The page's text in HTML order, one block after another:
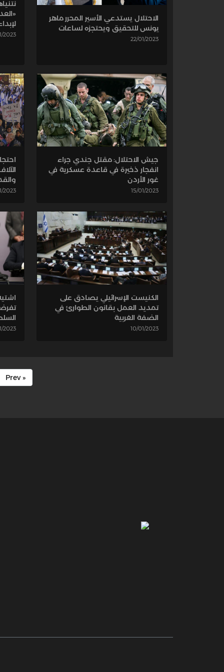
الاحتلال يستدعي الأسير المحرر ماهر
يونس للتحقيق ويحتجزه لساعات
22/01/2023
2023
جيش الاحتلال: مقتل جندي جراء
انفجار ذخيرة في قاعدة عسكرية في
غور الأردن
15/01/2023
2023
الكنيست الإسرائيلي يصادق على
تمديد العمل بقانون الطوارئ في
الضفة الغربية
10/01/2023
2023
« Prev